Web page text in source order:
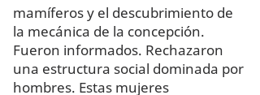
mamíferos y el descubrimiento de
la mecánica de la concepción.
Fueron informados. Rechazaron
una estructura social dominada por
hombres. Estas mujeres